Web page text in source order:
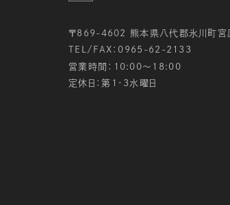
〒869-4602 熊本県八代郡氷川町
TEL/FAX：0965-62-2133
営業時間：10:00〜18:00
定休日：第1・3水曜日